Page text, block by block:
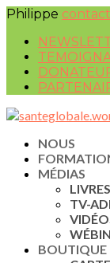
Philippe
NOUS
MÉDIAS
LIVRES
TV-
BOUTIQUE